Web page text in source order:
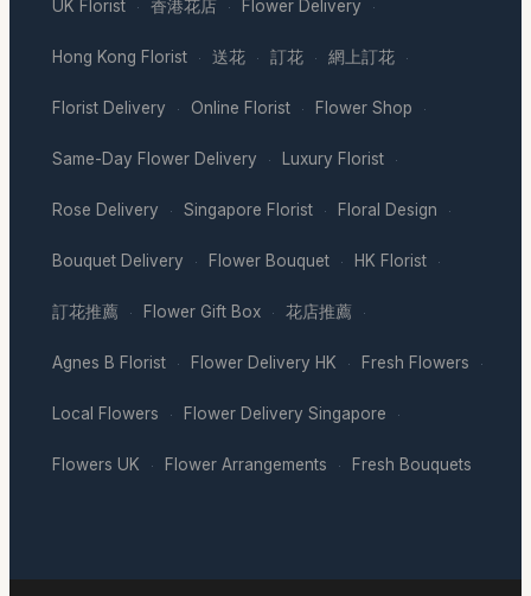
UK Florist · 香港花店 · Flower Delivery ·
Hong Kong Florist · 送花 · 訂花 · 網上訂花 ·
Florist Delivery · Online Florist · Flower Shop ·
Same-Day Flower Delivery · Luxury Florist ·
Rose Delivery · Singapore Florist · Floral Design ·
Bouquet Delivery · Flower Bouquet · HK Florist ·
訂花推薦 · Flower Gift Box · 花店推薦 ·
Agnes B Florist · Flower Delivery HK · Fresh Flowers ·
Local Flowers · Flower Delivery Singapore ·
Flowers UK · Flower Arrangements · Fresh Bouquets